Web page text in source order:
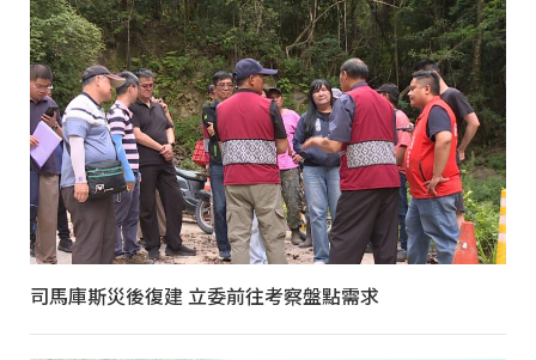
司馬庫斯災後復建 立委前往考察盤點需求